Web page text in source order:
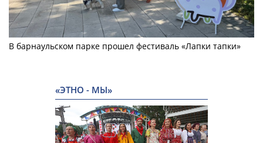
В барнаульском парке прошел фестиваль «Лапки тапки»
«ЭТНО - МЫ»